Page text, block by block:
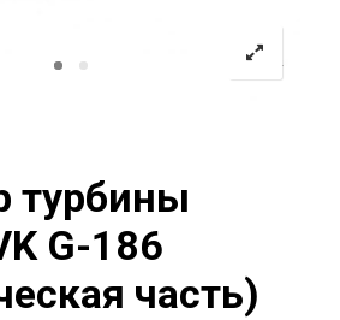
турбины
G-186
часть)